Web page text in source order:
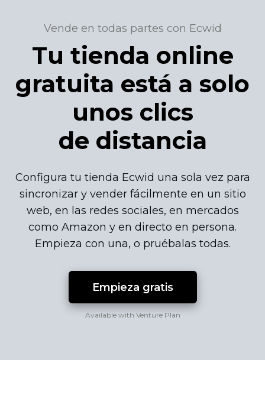
Vende en todas partes con Ecwid
Tu tienda online
gratuita está a solo
unos clics
de distancia
Configura tu tienda Ecwid una sola vez para
sincronizar y vender fácilmente en un sitio
web, en las redes sociales, en mercados
como Amazon y en directo en persona.
Empieza con una, o pruébalas todas.
Empieza gratis
Available with Venture Plan